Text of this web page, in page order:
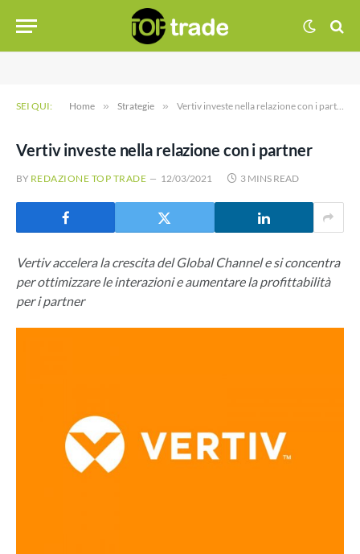
SEI QUI: Home » Strategie » Vertiv investe nella relazione con i partner
Vertiv investe nella relazione con i partner
BY REDAZIONE TOP TRADE 12/03/2021 3 MINS READ
Vertiv accelera la crescita del Global Channel e si concentra
per ottimizzare le interazioni e aumentare la profittabilità
per i partner